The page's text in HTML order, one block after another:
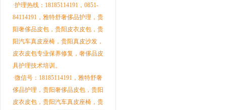
·护理热线：18185114191，0851-
84114191，雅特舒奢侈品护理，贵
阳奢侈品皮包，贵阳皮衣皮包，贵
阳汽车真皮座椅，贵阳真皮沙发，
皮衣皮包专业保养修复，奢侈品皮
具护理技术培训。
·微信号：18185114191，雅特舒奢
侈品护理，贵阳奢侈品皮包，贵阳
皮衣皮包，贵阳汽车真皮座椅，贵